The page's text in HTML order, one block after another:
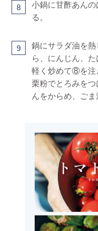
8
小鍋に甘酢あん
る。
9
鍋にサラダ油を
ら、にんじん、
軽く炒めて⑧を注
栗粉でとろみを
んをからめ、ごま